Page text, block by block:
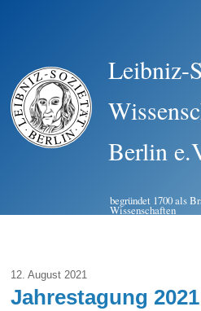
Leibniz-
Berlin
begründet 1700 als
Wissenschaften
12. August 2021
Jahrestagung